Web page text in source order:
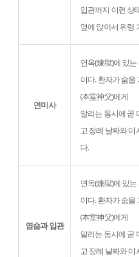
입관까지 이런 상
옆에 앉아서 위령
연미사
연옥(煉獄)에 있
이다. 환자가 숨을
(本堂神父)에게
알리는 동시에 곧
고 장례 날짜와
다.
염습과 입관
연옥(煉獄)에 있
이다. 환자가 숨을
(本堂神父)에게
알리는 동시에 곧
고 장례 날짜와